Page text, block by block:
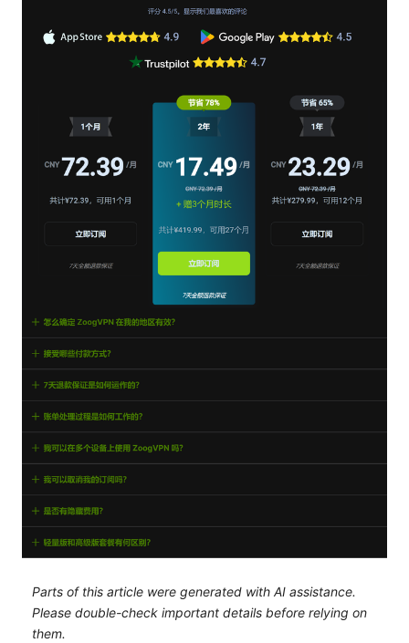
Parts of this article were generated with AI assistance.
Please double-check important details before relying on
them.